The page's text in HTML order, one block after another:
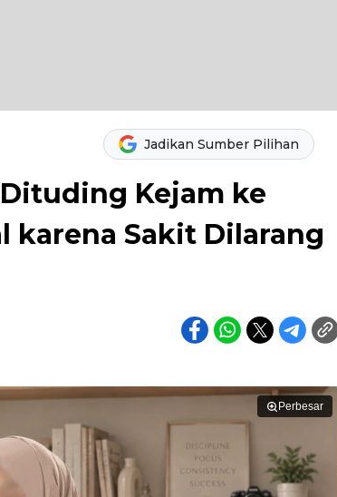
Jadikan Sumber Pilihan
Kejam ke
karena Sakit Dilarang
Perbesar